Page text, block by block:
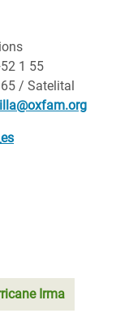
1 55
/ Satelital
Irma